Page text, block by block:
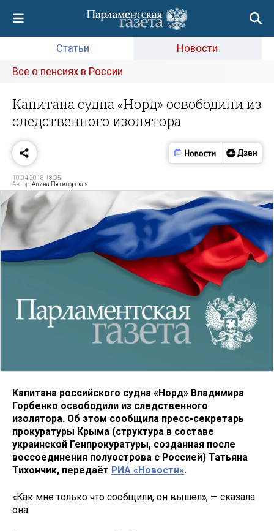
Статьи
Новости
Все о пенсиях в России
Капитана судна «Норд» освободили из
следственного изолятора
10.04.2018 18:05
Автор:Алина Пятигорская
Капитана российского судна «Норд» Владимира
Горбенко освободили из следственного
изолятора. Об этом сообщила пресс-секретарь
прокуратуры Крыма (структура в составе
украинской Генпрокуратуры, созданная после
воссоединения полуострова с Россией) Татьяна
Тихончик, передаёт РИА «Новости».
«Как мне только что сообщили, он вышел», — сказала
она.